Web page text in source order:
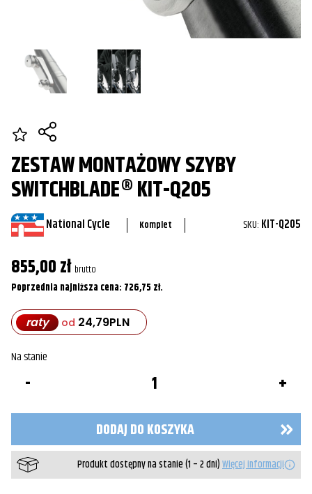
ZESTAW MONTAŻOWY SZYBY
SWITCHBLADE® KIT-Q205
National Cycle Komplet SKU: KIT-Q205
855,00zł brutto
Poprzednia najniższa cena: 726,75 zł.
raty od 24,79PLN
Na stanie
SwitchBlade®
Q205
DODAJ DO KOSZYKA
Produkt dostępny na stanie (1 – 2 dni)Więcej informacji